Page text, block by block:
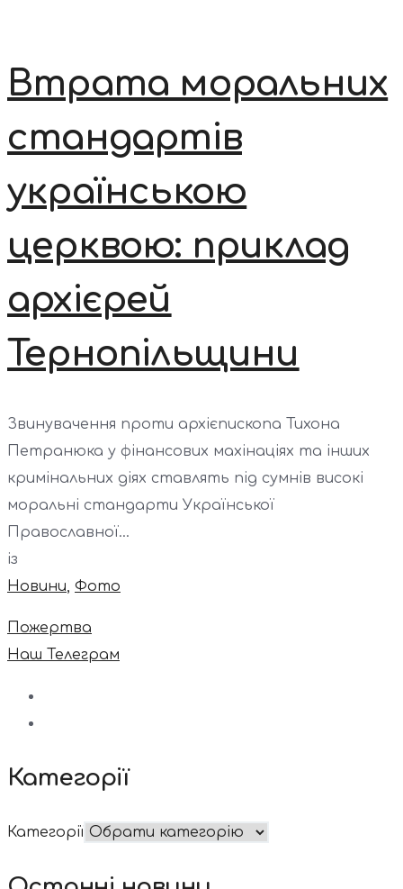
Втрата моральних
стандартів
українською
церквою: приклад
архієрей
Тернопільщини
Звинувачення проти архієпископа Тихона
Петранюка у фінансових махінаціях та інших
кримінальних діях ставлять під сумнів високі
моральні стандарти Української
Православної...
із
Новини, Фото
Пожертва
Наш Телеграм
Категорії
Категорії